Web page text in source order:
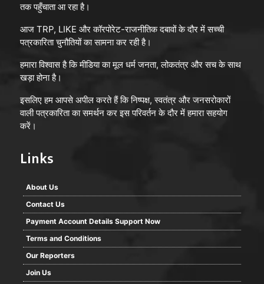
तक पहुँचाता आ रहा है।
आज TRP, LIKE और कॉरपोरेट-राजनीतिक दबावों के दौर में सच्ची
पत्रकारिता चुनौतियों का सामना कर रही है।
हमारा विश्वास है कि मीडिया का मूल धर्म जनता, लोकतंत्र और सच के साथ
खड़ा होना है।
इसलिए हम आपसे अपील करते हैं कि निष्पक्ष, स्वतंत्र और जनसरोकारों
वाली पत्रकारिता का समर्थन कर इस परिवर्तन के दौर में हमारा सहयोग
करें।
Links
About Us
Contact Us
Payment Account Details Support Now
Terms and Conditions
Our Reporters
Join Us